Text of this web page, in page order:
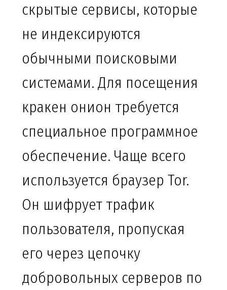
скрытые сервисы, которые
не индексируются
обычными поисковыми
системами. Для посещения
кракен онион требуется
специальное программное
обеспечение. Чаще всего
используется браузер Tor.
Он шифрует трафик
пользователя, пропуская
его через цепочку
добровольных серверов по